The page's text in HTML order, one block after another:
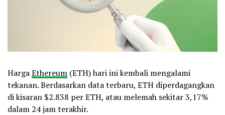
HargaEthereum (ETH) hari ini kembali mengalami
tekanan. Berdasarkan data terbaru, ETH diperdagangkan
di kisaran $2.838 per ETH, atau melemah sekitar 3,17%
dalam 24 jam terakhir.